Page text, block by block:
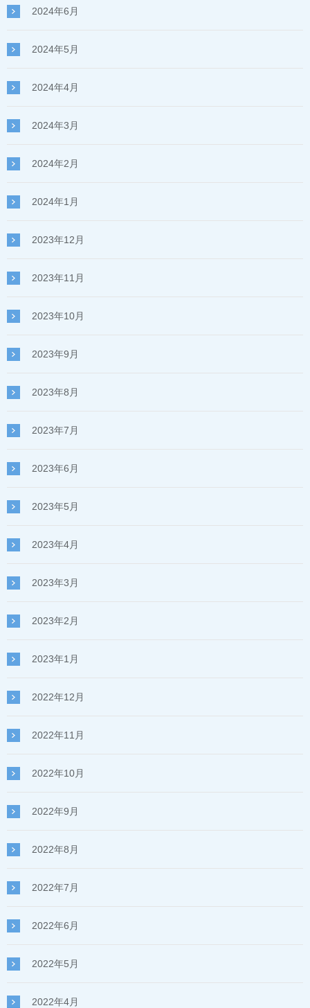
2024年6月
2024年5月
2024年4月
2024年3月
2024年2月
2024年1月
2023年12月
2023年11月
2023年10月
2023年9月
2023年8月
2023年7月
2023年6月
2023年5月
2023年4月
2023年3月
2023年2月
2023年1月
2022年12月
2022年11月
2022年10月
2022年9月
2022年8月
2022年7月
2022年6月
2022年5月
2022年4月